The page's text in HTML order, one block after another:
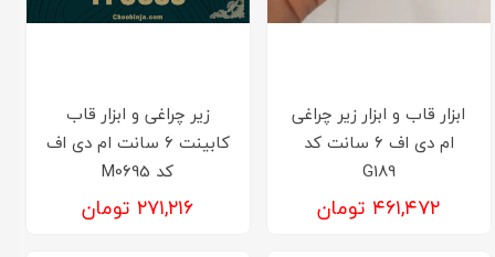
ابزار قاب و ابزار زیر چراغی
ام دی اف 6 سانت کد
G189
۴۶۱,۴۷۲ تومان
زیر چراغی و ابزار قاب
کابینت 6 سانت ام دی اف
کد M0695
۲۷۱,۲۱۶ تومان